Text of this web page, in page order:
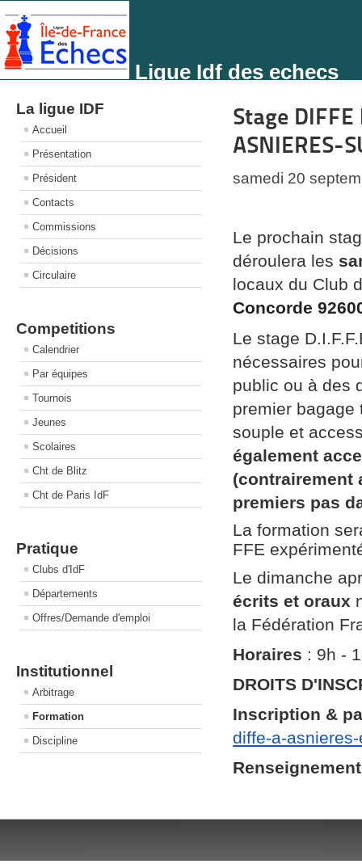
Ligue Idf des echecs
La ligue IDF
Accueil
Présentation
Président
Contacts
Commissions
Décisions
Circulaire
Competitions
Calendrier
Par équipes
Tournois
Jeunes
Scolaires
Cht de Blitz
Cht de Paris IdF
Pratique
Clubs d'IdF
Départements
Offres/Demande d'emploi
Institutionnel
Arbitrage
Formation
Discipline
Stage
ASNIERES-
samedi 20
Le prochain
déroulera les
locaux du Club
Concorde
Le stage
nécessaires
public ou à des
premier bagage
souple et
également
(contrairement
premiers pas
La formation
FFE
Le dimanche
écrits et oraux
la Fédération
Horaires : 9h -
DROITS
Inscription &
diffe-a-